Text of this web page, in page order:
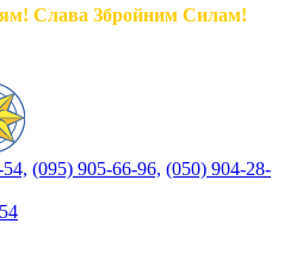
Слава Збройним Силам!
(095) 905-66-96, (050) 904-28-